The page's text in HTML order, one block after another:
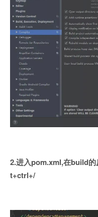
2.进入pom.xml,在build
t+ctrl+/